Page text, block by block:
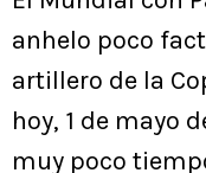
anhelo poco
artillero de la
hoy, 1 de mayo
muy poco